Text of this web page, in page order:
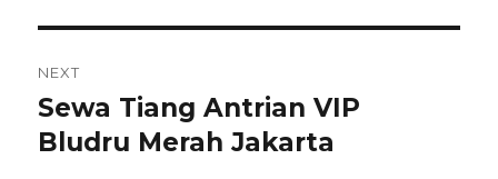
NEXT
Next
post:
Sewa Tiang Antrian VIP
Bludru Merah Jakarta